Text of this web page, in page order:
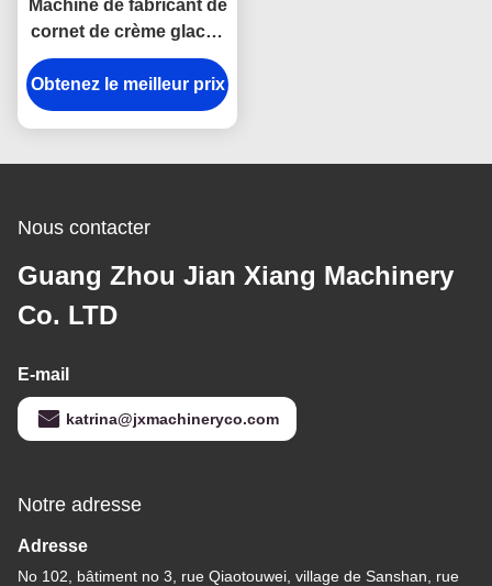
Machine de fabricant de
cornet de crème glacée
d'OIN 3.37kw avec le
contrôle de PLC
Obtenez le meilleur prix
Nous contacter
Guang Zhou Jian Xiang Machinery
Co. LTD
E-mail
katrina@jxmachineryco.com
Notre adresse
Adresse
No 102, bâtiment no 3, rue Qiaotouwei, village de Sanshan, rue